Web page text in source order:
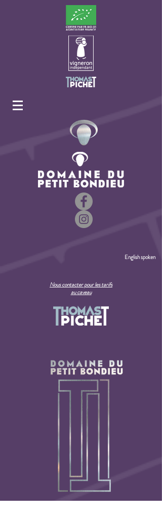
English spoken
Nous contacter pour les tarifs
au caveau